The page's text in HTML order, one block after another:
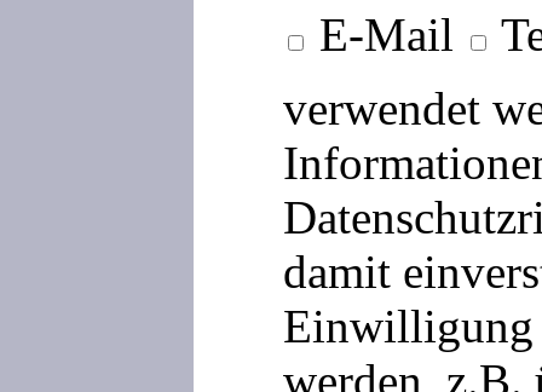
E-Mail
verwendet
damit
Einwilligung
werden,